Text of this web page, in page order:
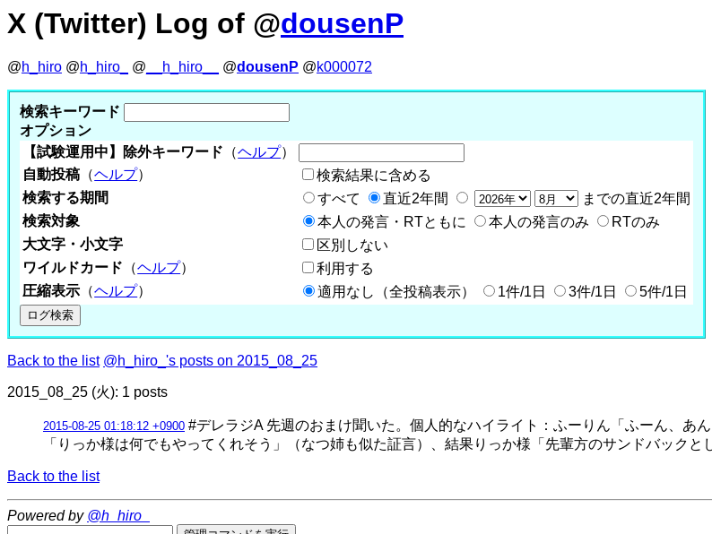
X (Twitter) Log of @dousenP
@h_hiro @h_hiro_ @ __h_hiro__ @dousenP @k000072
検索キーワード
オプション
【試験運用中】除外キーワード （ヘルプ）
自動投稿 （ヘルプ）
検索結果に含める
検索する期間
すべて 直近2年間
までの直近2年間
検索対象
本人の発言・RTともに 本人の発言のみ
RTのみ
大文字・小文字
区別しない
ワイルドカード （ヘルプ）
利用する
圧縮表示 （ヘルプ） 適用なし（全投稿表示） 1件/1日 3件/1日 5件/1日
Back to the list @h_hiro_'s posts on 2015_08_25
2015_08_25 (火): 1 posts
2015-08-25 01:18:12 +0900 #デレラジA 先週のおまけ聞いた。個人的なハイライト：ふーりん「ふーん、
「りっか様は何でもやってくれそう」（なつ姉も似た証言）、結果りっか様「先輩方のサンドバック
Back to the list
Powered by @h_hiro_